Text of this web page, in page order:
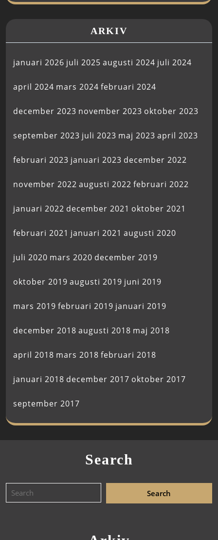
ARKIV
januari 2026 juli 2025 augusti 2024 juli 2024
april 2024 mars 2024 februari 2024
december 2023 november 2023 oktober 2023
september 2023 juli 2023 maj 2023 april 2023
februari 2023 januari 2023 december 2022
november 2022 augusti 2022 februari 2022
januari 2022 december 2021 oktober 2021
februari 2021 januari 2021 augusti 2020
juli 2020 mars 2020 december 2019
oktober 2019 augusti 2019 juni 2019
mars 2019 februari 2019 januari 2019
december 2018 augusti 2018 maj 2018
april 2018 mars 2018 februari 2018
januari 2018 december 2017 oktober 2017
september 2017
Search